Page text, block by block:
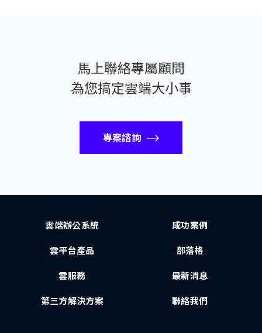
馬上聯絡專屬顧問
為您搞定雲端大小事
專案諮詢
雲端辦公系統
雲平台產品
雲服務
第三方解決方案
成功案例
部落格
最新消息
聯絡我們